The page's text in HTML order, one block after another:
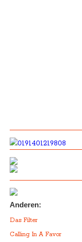
Anderen:
Das Filter
Calling In A Favor